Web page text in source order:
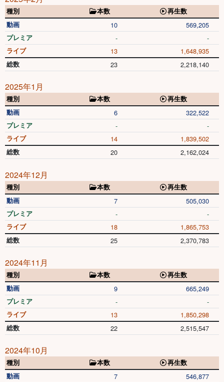
種別 本数
再生数
動画
10 569,205
プレミア - -
ライブ 13 1,648,935
総数 23 2,218,140
2025年1月
種別 本数
再生数
動画
6 322,522
プレミア - -
ライブ 14 1,839,502
総数 20 2,162,024
2024年12月
種別 本数
再生数
動画
7 505,030
プレミア - -
ライブ 18 1,865,753
総数 25 2,370,783
2024年11月
種別 本数
再生数
動画
9 665,249
プレミア - -
ライブ 13 1,850,298
総数 22 2,515,547
2024年10月
種別 本数
再生数
動画
7 546,877